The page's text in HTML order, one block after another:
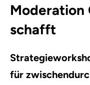
Moderation
schafft
für